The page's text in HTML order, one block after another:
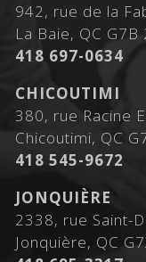
942, rue de la
La Baie, QC G7B
418 697-0634
CHICOUTIMI
380, rue Racine
Chicoutimi, QC
418 545-9672
JONQUIÈRE
2338, rue Saint-
Jonquière, QC